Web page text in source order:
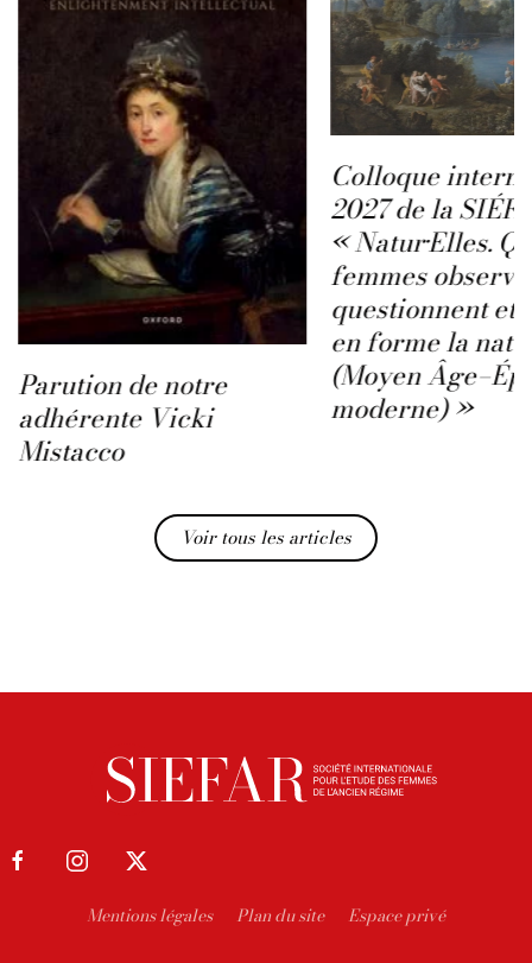
Parution de notre
adhérente Vicki
Mistacco
Colloque
2027 de la
« Natur·Elles.
femmes
questionnent et
en forme la
(Moyen
moderne) »
Voir tous les articles
Mentions légales Plan du site Espace privé